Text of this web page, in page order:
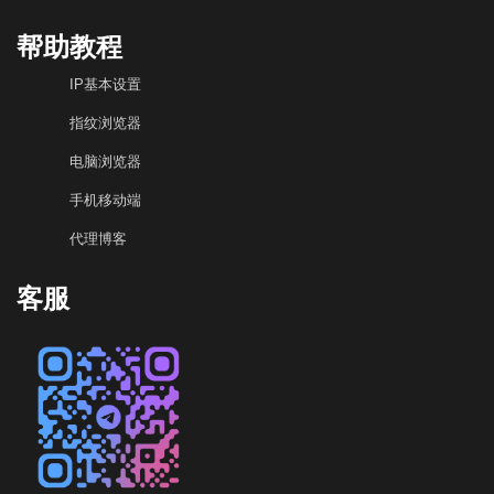
帮助教程
IP基本设置
指纹浏览器
电脑浏览器
手机移动端
代理博客
客服